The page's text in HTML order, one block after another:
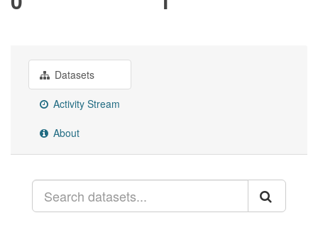
Datasets
Activity Stream
About